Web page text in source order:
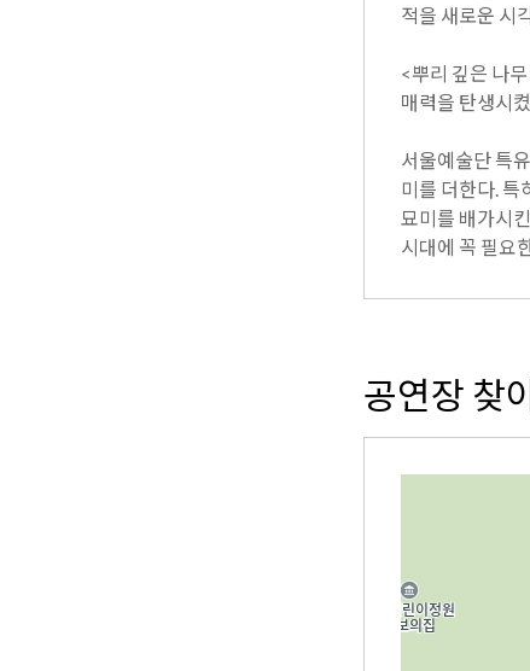
적을 새로운 시
<뿌리 깊은 나
매력을 탄생시
서울예술단 특
미를 더한다. 특
묘미를 배가시
시대에 꼭 필요
공연장 찾